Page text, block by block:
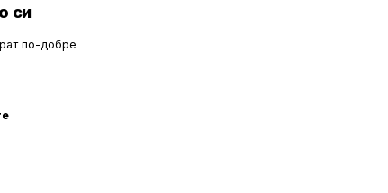
си
по-добре